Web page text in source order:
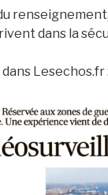
dans la
Lesechos.fr :